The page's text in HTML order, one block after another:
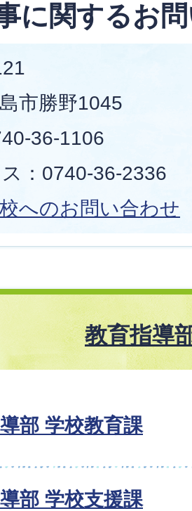
に関するお
市勝野1045
36-1106
：0740-36-2336
へのお問い合わせ
教育指導
部 学校教育課
部 学校支援課